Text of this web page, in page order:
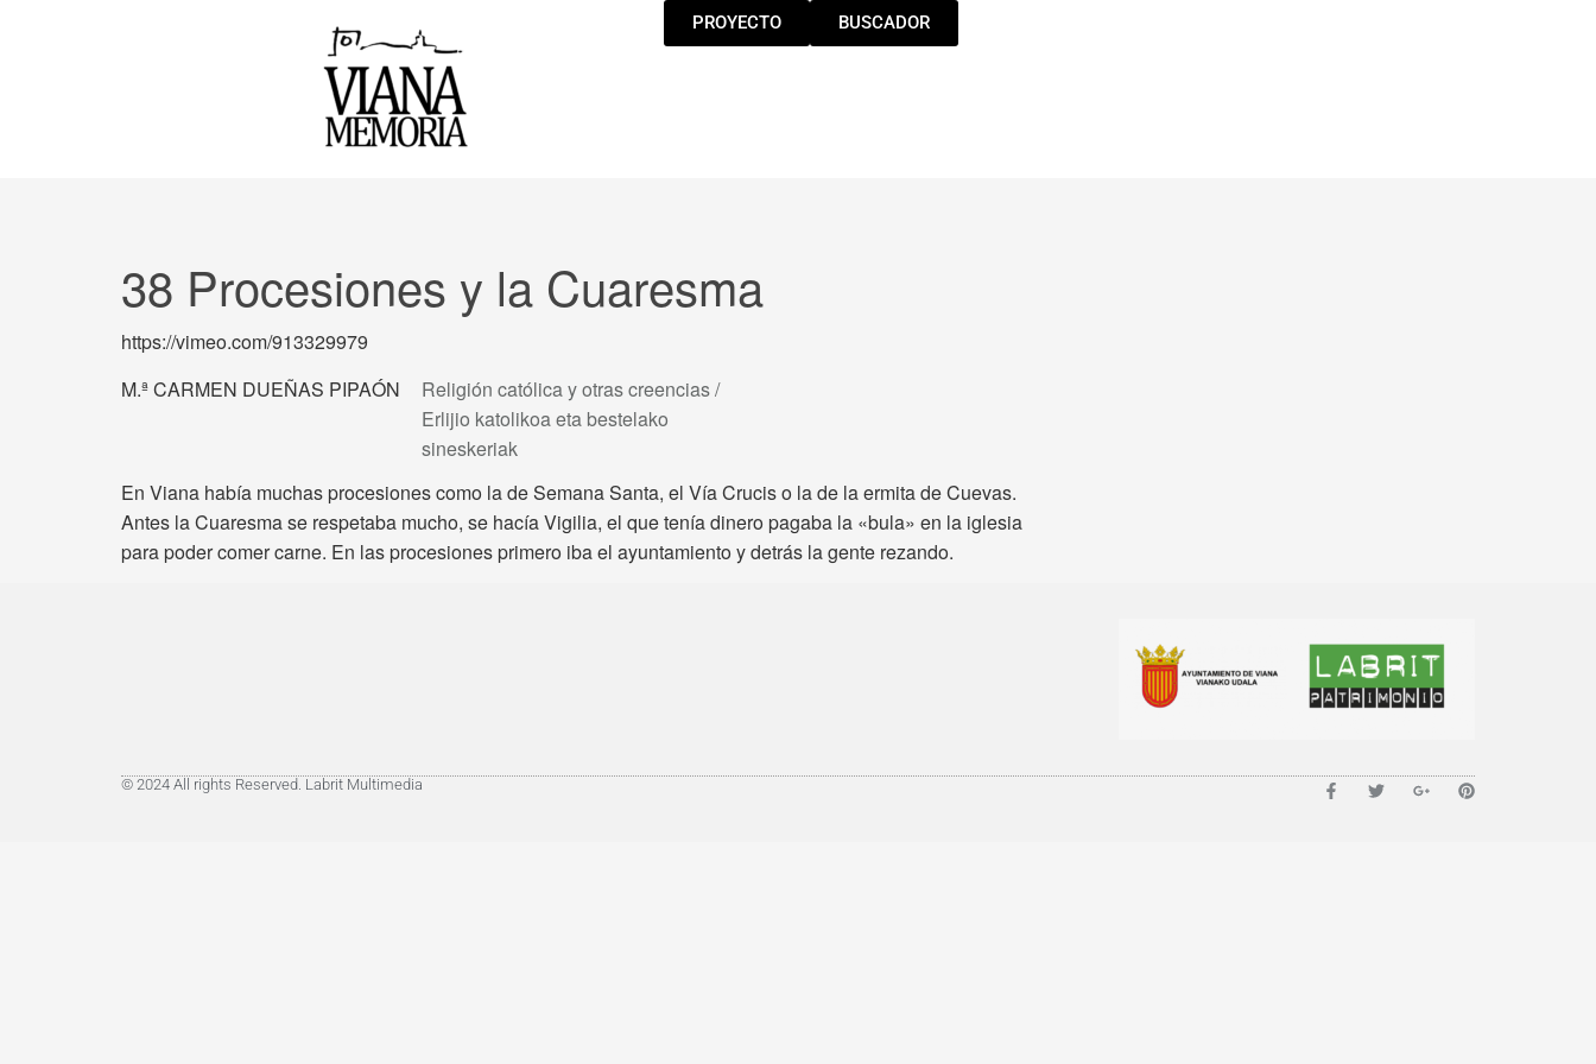
PROYECTO BUSCADOR
38 Procesiones y la Cuaresma
https://vimeo.com/913329979
M.ª CARMEN DUEÑAS PIPAÓN
Religión católica y otras creencias /
Erlijio katolikoa eta bestelako
sineskeriak
En Viana había muchas procesiones como la de Semana Santa, el Vía Crucis o la de la ermita de Cuevas.
Antes la Cuaresma se respetaba mucho, se hacía Vigilia, el que tenía dinero pagaba la «bula» en la iglesia
para poder comer carne. En las procesiones primero iba el ayuntamiento y detrás la gente rezando.
© 2024 All rights Reserved. Labrit Multimedia